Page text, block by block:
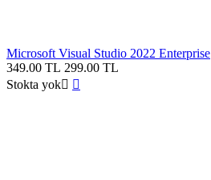
Microsoft Visual Studio 2022 Enterprise
349.00 TL 299.00 TL
Stokta yok 